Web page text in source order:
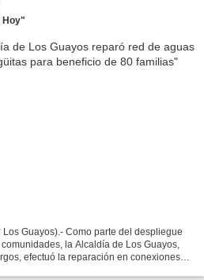
Hoy"
Guayos).- Como parte del despliegue
la Alcaldía de Los Guayos,
efectuó la reparación en conexiones